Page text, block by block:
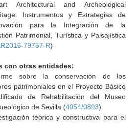
Architectural and Archeological
Instrumentos y Estrategias de
para la Integración de la
Patrimonial, Turística y Paisajística
79757-R)
con otras entidades:
sobre la conservación de los
patrimoniales en el Proyecto Básico
de Rehabilitación del Museo
de Sevilla (4054/0893)
teórica y constructiva para el